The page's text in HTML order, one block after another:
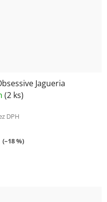
Jagueria
(2 ks)
DPH
(–18 %)